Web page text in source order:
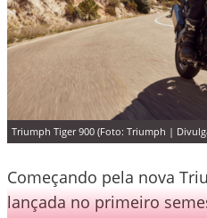
Triumph Tiger 900 (Foto: Triumph |
Começando pela nova
lançada no primeiro